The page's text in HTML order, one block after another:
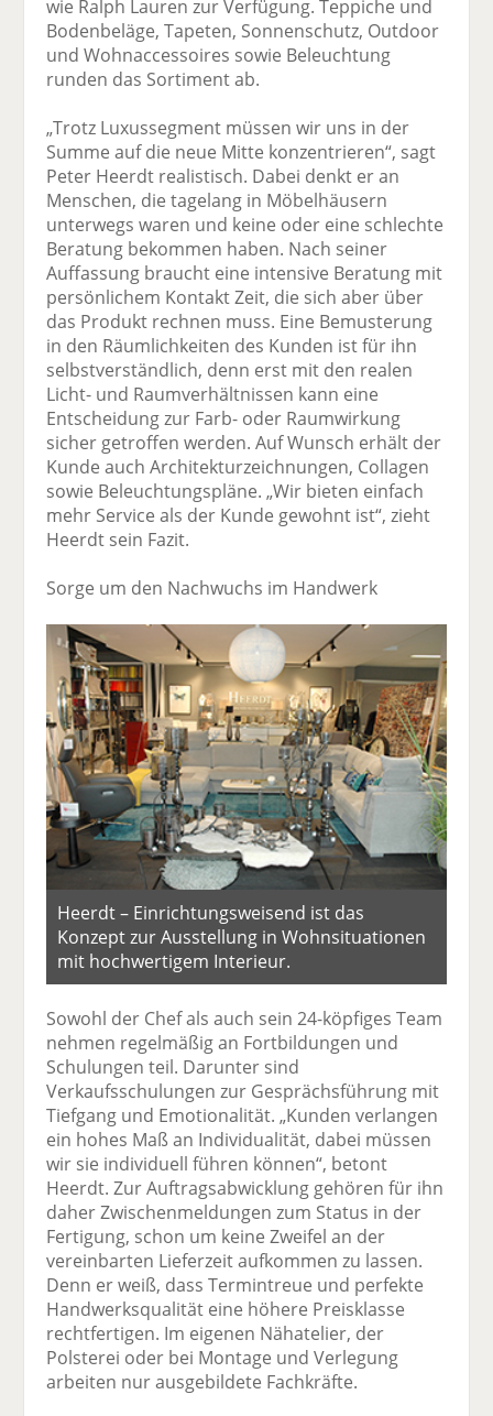
wie Ralph Lauren zur Verfügung. Teppiche und
Bodenbeläge, Tapeten, Sonnenschutz, Outdoor
und Wohn­accessoires sowie Beleuchtung
runden das Sortiment ab.
„Trotz Luxussegment müssen wir uns in der
Summe auf die neue Mitte konzentrieren“, sagt
Peter Heerdt realistisch. Dabei denkt er an
Menschen, die tagelang in Möbelhäusern
unterwegs waren und keine oder eine schlechte
Beratung bekommen haben. Nach seiner
Auffassung braucht eine intensive Beratung mit
persönlichem Kontakt Zeit, die sich aber über
das Produkt rechnen muss. Eine Bemusterung
in den Räumlichkeiten des Kunden ist für ihn
selbstverständlich, denn erst mit den realen
Licht- und Raumverhältnissen kann eine
Entscheidung zur Farb- oder Raumwirkung
sicher getroffen werden. Auf Wunsch erhält der
Kunde auch Architekturzeichnungen, Collagen
sowie Beleuchtungspläne. „Wir bieten einfach
mehr Service als der Kunde gewohnt ist“, zieht
Heerdt sein Fazit.
Sorge um den Nachwuchs im Handwerk
Heerdt – Einrichtungsweisend ist das
Konzept zur Ausstellung in Wohnsituationen
mit hochwertigem Interieur.
Sowohl der Chef als auch sein 24-köpfiges Team
nehmen regelmäßig an Fortbildungen und
Schulungen teil. Darunter sind
Verkaufsschulungen zur Gesprächsführung mit
Tiefgang und Emotionalität. „Kunden verlangen
ein hohes Maß an Individualität, dabei müssen
wir sie individuell führen können“, betont
Heerdt. Zur Auftragsabwicklung gehören für ihn
daher Zwischenmeldungen zum Status in der
Fertigung, schon um keine Zweifel an der
vereinbarten Lieferzeit aufkommen zu lassen.
Denn er weiß, dass Termintreue und perfekte
Handwerksqualität eine höhere Preisklasse
rechtfertigen. Im eigenen Näh­atelier, der
Polsterei oder bei Montage und Verlegung
arbeiten nur ausgebildete Fachkräfte.